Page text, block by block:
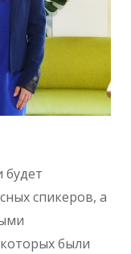
спикеров, а
были